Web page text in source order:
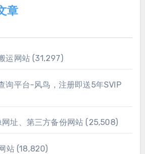
章
运网站 (31,297)
询平台-风鸟，注册即送5年SVIP
址、第三方备份网站 (25,508)
站 (18,820)